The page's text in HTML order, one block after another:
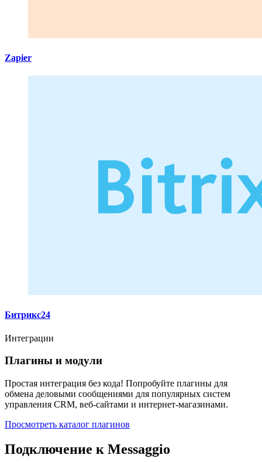
Zapier
Битрикс24
Интеграции
Плагины и модули
Простая интеграция без кода! Попробуйте плагины для
обмена деловыми сообщениями для популярных систем
управления CRM, веб-сайтами и интернет-магазинами.
Просмотреть каталог плагинов
Подключение к Messaggio